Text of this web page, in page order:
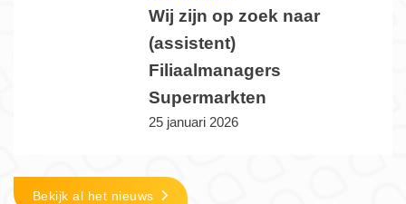
Wij zijn op zoek naar
(assistent)
Filiaalmanagers
Supermarkten
25 januari 2026
Bekijk al het nieuws